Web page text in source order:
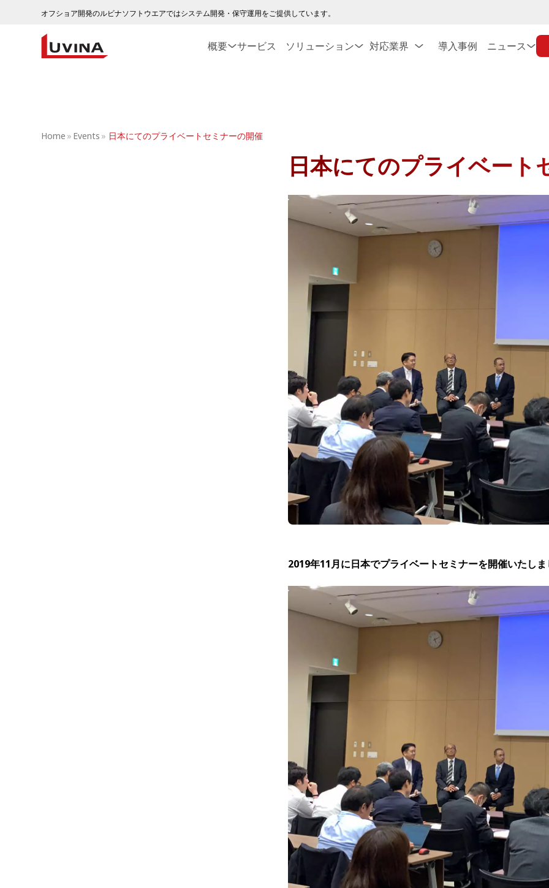
オフショア開発のルビナソフトウエアではシステム開発・保守運用をご提供しています。
概要 サービス ソリューション 対応業界 導入事例 ニュース
Home » Events » 日本にてのプライベートセミナーの開催
日本にてのプライベート
2019年11月に日本でプライベートセミナーを開催いたし